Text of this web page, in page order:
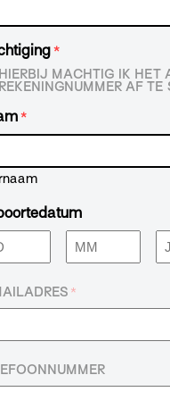
*
HIERBIJ MACHTIG IK HET
REKENINGNUMMER AF TE
*
Maand
*